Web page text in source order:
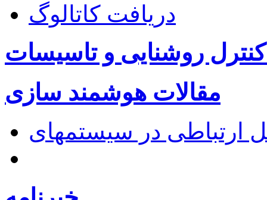
دریافت کاتالوگ
روشنایی و تاسیسات
مقالات هوشمند سازی